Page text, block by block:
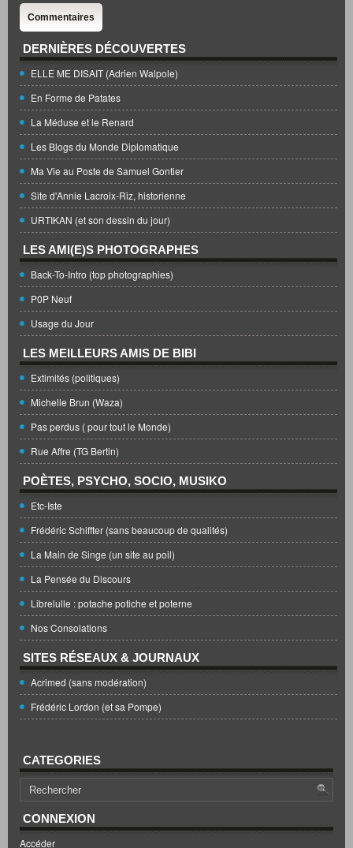
Commentaires
DERNIÈRES DÉCOUVERTES
ELLE ME DISAIT (Adrien Walpole)
En Forme de Patates
La Méduse et le Renard
Les Blogs du Monde Diplomatique
Ma Vie au Poste de Samuel Gontier
Site d'Annie Lacroix-Riz, historienne
URTIKAN (et son dessin du jour)
LES AMI(E)S PHOTOGRAPHES
Back-To-Intro (top photographies)
P0P Neuf
Usage du Jour
LES MEILLEURS AMIS DE BIBI
Extimités (politiques)
Michelle Brun (Waza)
Pas perdus ( pour tout le Monde)
Rue Affre (TG Bertin)
POÈTES, PSYCHO, SOCIO, MUSIKO
Etc-Iste
Frédéric Schiffter (sans beaucoup de qualités)
La Main de Singe (un site au poil)
La Pensée du Discours
Librelulle : potache potiche et poterne
Nos Consolations
SITES RÉSEAUX & JOURNAUX
Acrimed (sans modération)
Frédéric Lordon (et sa Pompe)
CATEGORIES
CONNEXION
Accéder